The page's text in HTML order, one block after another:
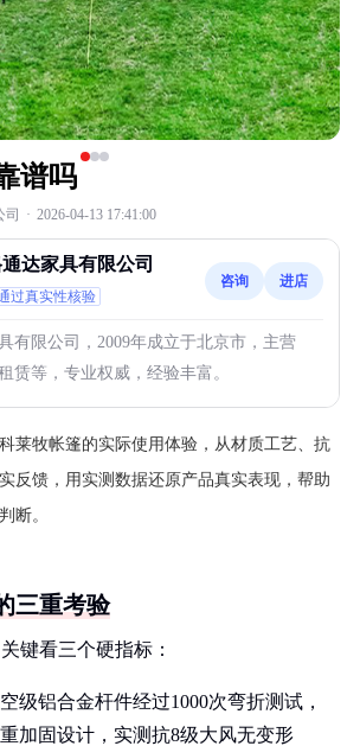
谱吗
司 · 2026-04-13 17:41:00
达家具有限公司
过真实性核验
咨询 进店
有限公司，2009年成立于北京市，主营
赁等，专业权威，经验丰富。
莱牧帐篷的实际使用体验，从材质工艺、抗
反馈，用实测数据还原产品真实表现，帮助
断。
三重考验
键看三个硬指标：
空级铝合金杆件经过1000次弯折测试，
加固设计，实测抗8级大风无变形